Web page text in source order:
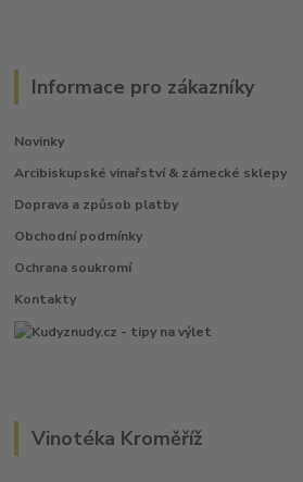
Informace pro zákazníky
Novinky
Arcibiskupské vinařství & zámecké sklepy
Doprava a způsob platby
Obchodní podmínky
Ochrana soukromí
Kontakty
Vinotéka Kroměříž